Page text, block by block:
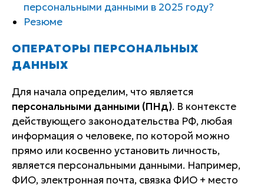
персональными данными в 2025 году?
Резюме
ОПЕРАТОРЫ ПЕРСОНАЛЬНЫХ
ДАННЫХ
Для начала определим, что является
персональными данными (ПНд). В контексте
действующего законодательства РФ, любая
информация о человеке, по которой можно
прямо или косвенно установить личность,
является персональными данными. Например,
ФИО, электронная почта, связка ФИО + место